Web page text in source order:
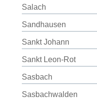
Salach
Sandhausen
Sankt Johann
Sankt Leon-Rot
Sasbach
Sasbachwalden